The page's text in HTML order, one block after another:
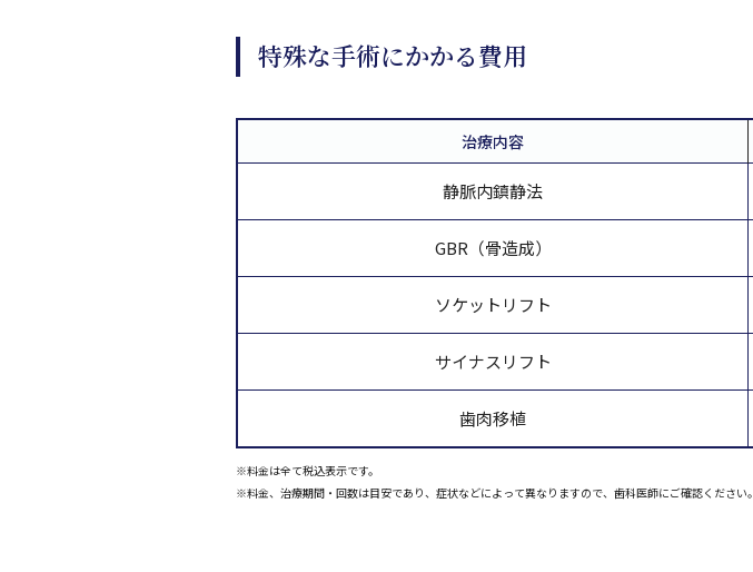
特殊な手術にかかる費用
治療内容
静脈内鎮静法
GBR（骨造成）
ソケットリフト
サイナスリフト
歯肉移植
※料金は全て税込表示です。
※料金、治療期間・回数は目安であり、症状などによって異なりますので、歯科医師にご確認ください。